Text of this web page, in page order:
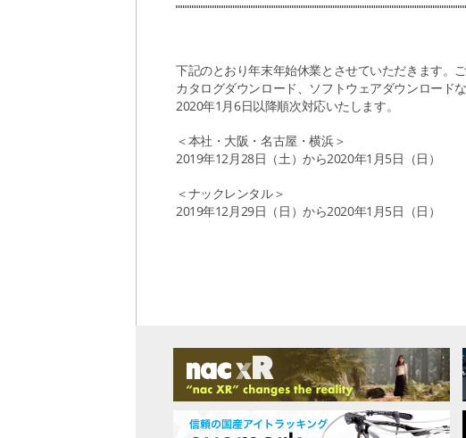
下記のとおり年末年始休業とさせていただきます。
カタログダウンロード、ソフトウェアダウンロード
2020年1月6日以降順次対応いたします。
＜本社・大阪・名古屋・横浜＞
2019年12月28日（土）から2020年1月5日（日）
＜ナックレンタル＞
2019年12月29日（日）から2020年1月5日（日）